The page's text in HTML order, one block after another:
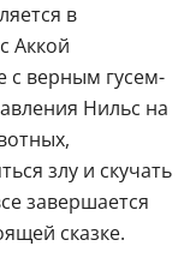
в
Аккой
с верным гусем-
Нильс на
злу и скучать
завершается
сказке.